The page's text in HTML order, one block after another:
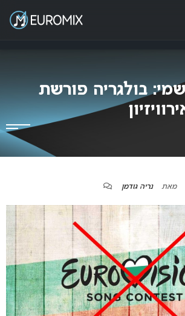
בישראל
בולגריה פורשת
מאת נריה גודמן